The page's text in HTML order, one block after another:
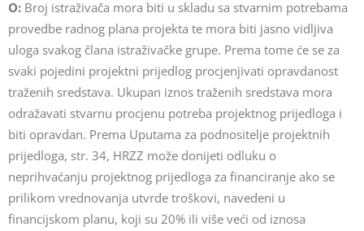
O: Broj istraživača mora biti u skladu sa stvarnim potrebama
provedbe radnog plana projekta te mora biti jasno vidljiva
uloga svakog člana istraživačke grupe. Prema tome će se za
svaki pojedini projektni prijedlog procjenjivati opravdanost
traženih sredstava. Ukupan iznos traženih sredstava mora
odražavati stvarnu procjenu potreba projektnog prijedloga i
biti opravdan. Prema Uputama za podnositelje projektnih
prijedloga, str. 34, HRZZ može donijeti odluku o
neprihvaćanju projektnog prijedloga za financiranje ako se
prilikom vrednovanja utvrde troškovi, navedeni u
financijskom planu, koji su 20% ili više veći od iznosa